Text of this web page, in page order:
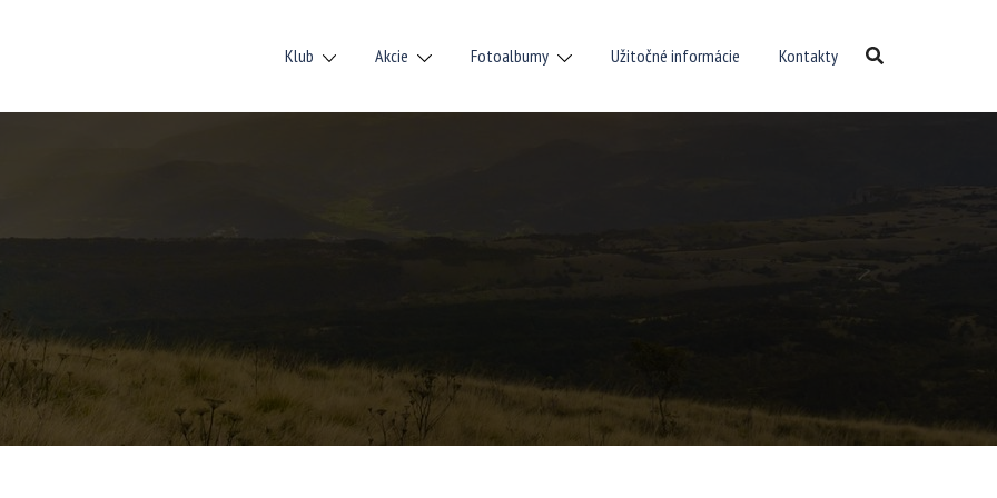
Klub Akcie Fotoalbumy Užitočné informácie Kontakty